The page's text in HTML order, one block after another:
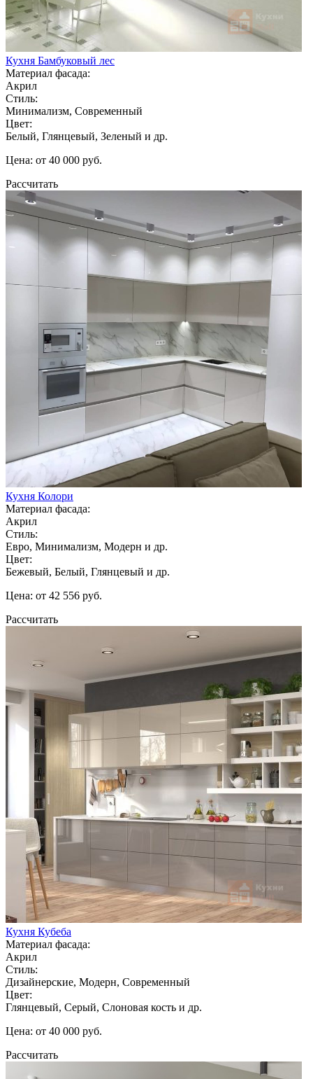
Кухня Бамбуковый лес
Материал фасада:
Акрил
Стиль:
Минимализм, Современный
Цвет:
Белый, Глянцевый, Зеленый и др.
Цена: от 40 000 руб.
Рассчитать
Кухня Колори
Материал фасада:
Акрил
Стиль:
Евро, Минимализм, Модерн и др.
Цвет:
Бежевый, Белый, Глянцевый и др.
Цена: от 42 556 руб.
Рассчитать
Кухня Кубеба
Материал фасада:
Акрил
Стиль:
Дизайнерские, Модерн, Современный
Цвет:
Глянцевый, Серый, Слоновая кость и др.
Цена: от 40 000 руб.
Рассчитать